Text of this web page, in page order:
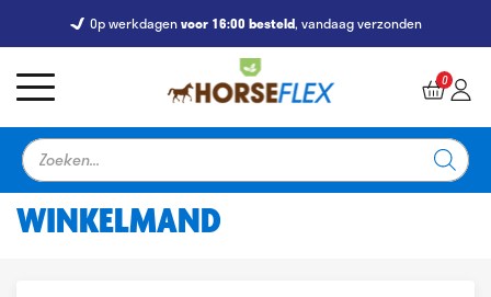
Op werkdagenvoor 16:00 besteld, vandaag verzonden
Gratis levering vanaf €39,-
9,5 7247 Reviews
Producten
zoeken
0
WINKELMAND